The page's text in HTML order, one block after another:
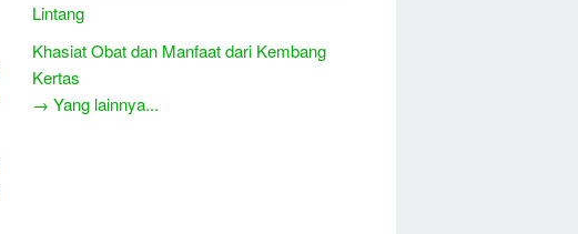
Lintang
Khasiat Obat dan Manfaat dari Kembang
Kertas
→ Yang lainnya...